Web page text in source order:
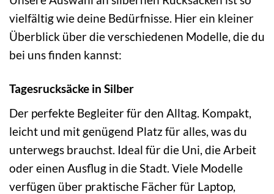
vielfältig wie deine Bedürfnisse. Hier ein kleiner
Überblick über die verschiedenen Modelle, die du
bei uns finden kannst:
Tagesrucksäcke in Silber
Der perfekte Begleiter für den Alltag. Kompakt,
leicht und mit genügend Platz für alles, was du
unterwegs brauchst. Ideal für die Uni, die Arbeit
oder einen Ausflug in die Stadt. Viele Modelle
verfügen über praktische Fächer für Laptop,